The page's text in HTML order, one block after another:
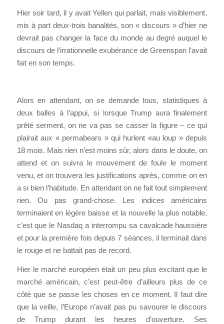
Hier soir tard, il y avait Yellen qui parlait, mais visiblement,
mis à part deux-trois banalités, son « discours » d’hier ne
devrait pas changer la face du monde au degré auquel le
discours de l’irrationnelle exubérance de Greenspan l’avait
fait en son temps.
Alors en attendant, on se demande tous, statistiques à
deux balles à l’appui, si lorsque Trump aura finalement
prêté serment, on ne va pas se casser la figure – ce qui
plairait aux « permabears » qui hurlent «au loup » depuis
18 mois. Mais rien n’est moins sûr, alors dans le doute, on
attend et on suivra le mouvement de foule le moment
venu, et on trouvera les justifications après, comme on en
a si bien l’habitude. En attendant on ne fait tout simplement
rien. Ou pas grand-chose. Les indices américains
terminaient en légère baisse et la nouvelle la plus notable,
c’est que le Nasdaq a interrompu sa cavalcade haussière
et pour la première fois depuis 7 séances, il terminait dans
le rouge et ne battait pas de record.
Hier le marché européen était un peu plus excitant que le
marché américain, c’est peut-être d’ailleurs plus de ce
côté que se passe les choses en ce moment. Il faut dire
que la veille, l’Europe n’avait pas pu savourer le discours
de Trump durant les heures d’ouverture. Ses